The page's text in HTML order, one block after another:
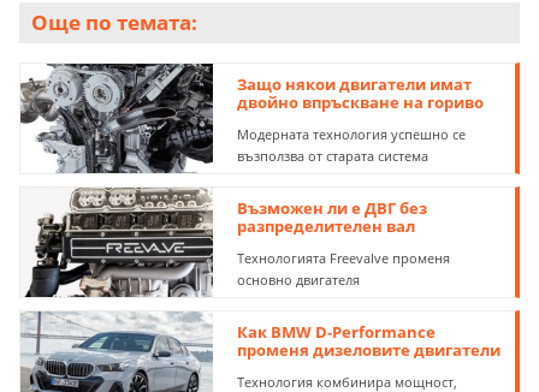
Още по темата:
Защо някои двигатели имат
двойно впръскване на гориво
Модерната технология успешно се
възползва от старата система
Възможен ли е ДВГ без
разпределителен вал
Технологията Freevalve променя
основно двигателя
Как BMW D-Performance
променя дизеловите двигатели
Технология комбинира мощност,